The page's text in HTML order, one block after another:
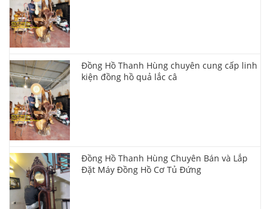
Đồng Hồ Thanh Hùng chuyên cung cấp linh
kiện đồng hồ quả lắc câ
Đồng Hồ Thanh Hùng Chuyên Bán và Lắp
Đặt Máy Đồng Hồ Cơ Tủ Đứng